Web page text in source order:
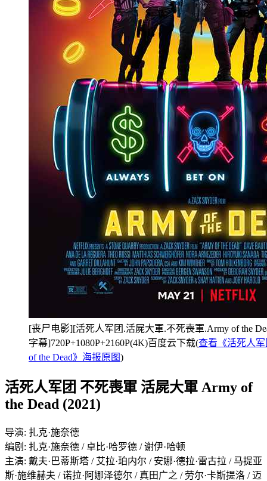
[丧尸电影][活死人军团.活屍大軍.不死喪軍.Army of the
字幕]720P+1080P+2160P(4K)百度云下载(查看《活死人
of the Dead》海报原图)
活死人军团 不死喪軍 活屍大軍 Army of
the Dead (2021)
导演: 扎克·施奈德
编剧: 扎克·施奈德 / 卓比·哈罗德 / 谢伊·哈顿
主演: 戴夫·巴蒂斯塔 / 艾拉·珀内尔 / 安娜·德拉·雷古拉 / 马提亚
斯·施维赫夫 / 诺拉·阿娜泽德尔 / 真田广之 / 劳尔·卡斯提洛 / 迈